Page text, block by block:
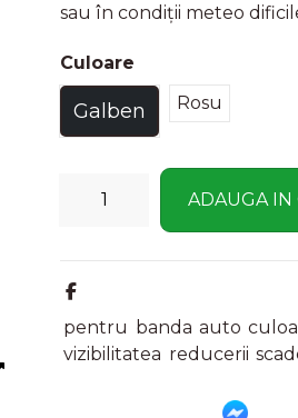
sau în condiții meteo
Culoare
Galben Rosu
ADAUGA IN
pentru banda auto
vizibilitatea reducerii